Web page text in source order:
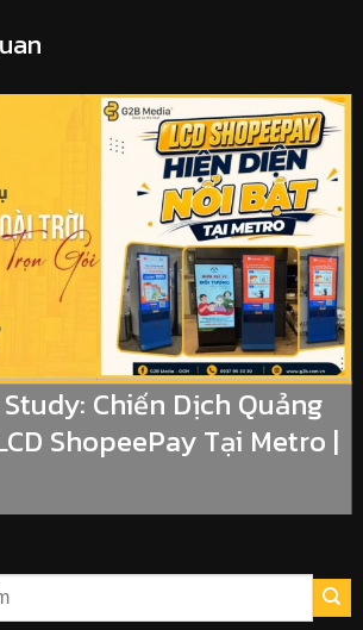
Study: Chiến Dịch Quảng
ShopeePay Tại Metro |